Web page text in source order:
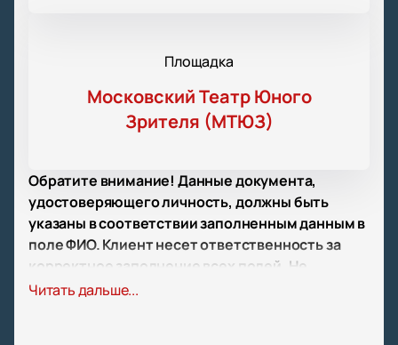
Площадка
Московский Театр Юного
Зрителя (МТЮЗ)
Обратите внимание! Данные документа,
удостоверяющего личность, должны быть
указаны в соответствии заполненным данным в
поле ФИО. Клиент несет ответственность за
корректное заполнение всех полей. Не
забудьте взять документ с собой!
Читать дальше...